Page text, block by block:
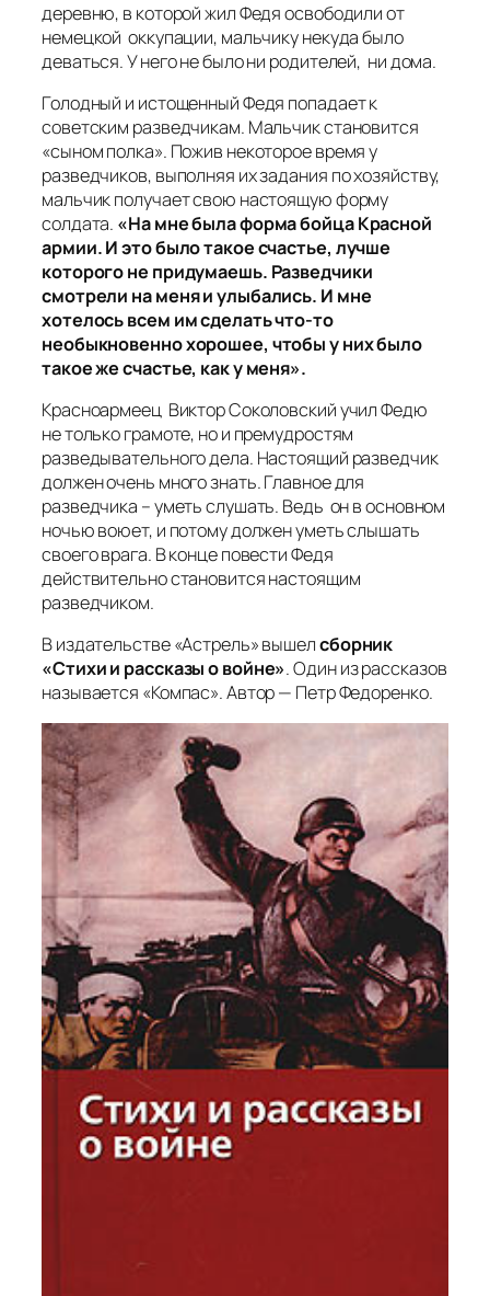
деревню, в которой жил Федя освободили от
немецкой оккупации, мальчику некуда было
деваться. У него не было ни родителей, ни дома.
Голодный и истощенный Федя попадает к
советским разведчикам. Мальчик становится
«сыном полка». Пожив некоторое время у
разведчиков, выполняя их задания по хозяйству,
мальчик получает свою настоящую форму
солдата. «На мне была форма бойца Красной
армии. И это было такое счастье, лучше
которого не придумаешь. Разведчики
смотрели на меня и улыбались. И мне
хотелось всем им сделать что-то
необыкновенно хорошее, чтобы у них было
такое же счастье, как у меня».
Красноармеец Виктор Соколовский учил Федю
не только грамоте, но и премудростям
разведывательного дела. Настоящий разведчик
должен очень много знать. Главное для
разведчика – уметь слушать. Ведь он в основном
ночью воюет, и потому должен уметь слышать
своего врага. В конце повести Федя
действительно становится настоящим
разведчиком.
В издательстве «Астрель» вышелсборник
«Стихи и рассказы о войне». Один из рассказов
называется «Компас». Автор — Петр Федоренко.